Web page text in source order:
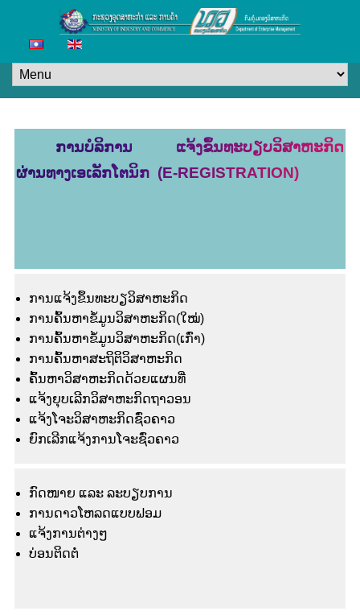
ການບໍລິການ ແຈ້ງຂຶ້ນທະບຽບວິສາຫະກິດ
ຜ່ານທາງເອເລັກໂຕນິກ (E-REGISTRATION)
ການແຈ້ງຂຶ້ນທະບຽວິສາຫະກິດ
ການຄົ້ນຫາຂໍ້ມູນວິສາຫະກິດ(ໃໝ່)
ການຄົ້ນຫາຂໍ້ມູນວິສາຫະກິດ(ເກົ່າ)
ການຄົ້ນຫາສະຖິຕິວິສາຫະກິດ
ຄົ້ນຫາວິສາຫະກິດດ້ວຍແຜນທີ່
ແຈ້ງຍຸບເລີກວິສາຫະກິດຖາວອນ
ແຈ້ງໂຈະວິສາຫະກິດຊົ່ວຄາວ
ຍົກເລີກແຈ້ງການໂຈະຊົ່ວຄາວ
ກົດໜາຍ ແລະ ລະບຽບການ
ການດາວໂຫລດແບບຟອມ
ແຈ້ງ​ການ​ຕ່າງໆ
ບ່ອນຕິດຕໍ່